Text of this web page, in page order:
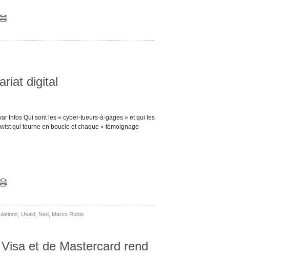
digital
Infos Qui sont les « cyber-tueurs-à-gages » et qui les
qui tourne en boucle et chaque « témoignage
Usaid Ned Marco Rubio
et de Mastercard rend